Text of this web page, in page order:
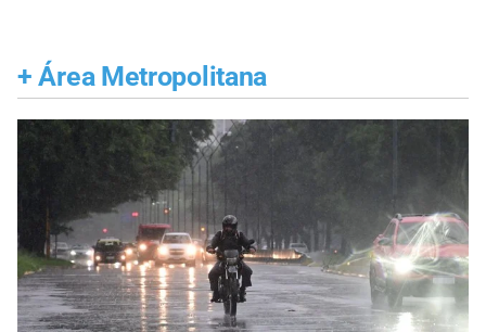
+ Área Metropolitana